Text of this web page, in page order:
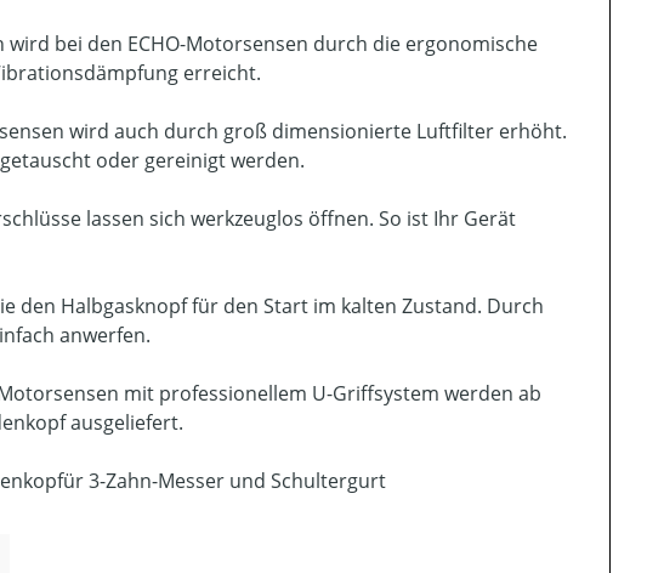
bei den ECHO-Motorsensen durch die ergonomische
erreicht.
wird auch durch groß dimensionierte Luftfilter erhöht.
oder gereinigt werden.
lassen sich werkzeuglos öffnen. So ist Ihr Gerät
den Halbgasknopf für den Start im kalten Zustand. Durch
anwerfen.
mit professionellem U-Griffsystem werden ab
ausgeliefert.
3-Zahn-Messer und Schultergurt